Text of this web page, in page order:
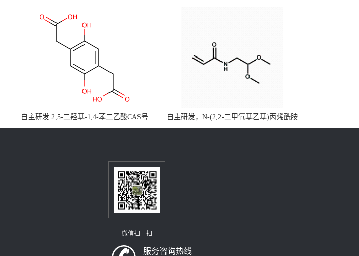
自主研发 2,5-二羟基-1,4-苯二乙酸CAS号
5488-16-4；公斤级现货优势供应，质量保
自主研发，N-(2,2-二甲氧基乙基)丙烯酰胺
CAS号49707-23-5；丙烯酰胺类单体优势供
微信扫一扫
服务咨询热线